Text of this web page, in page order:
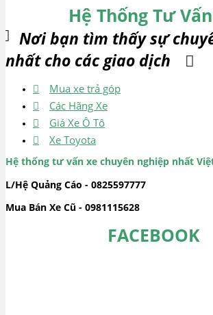
Hệ Thống Tư
Nơi bạn tìm thấy sự
nhất cho các giao dịch
Mua xe trả góp
Các Hãng Xe
Giá Xe Ô Tô
Xe Toyota
Hệ thống tư vấn xe chuyên nghiệp nhất
L/Hệ Quảng Cáo - 0825597777
Mua Bán Xe Cũ - 0981115628
FACEBOOK